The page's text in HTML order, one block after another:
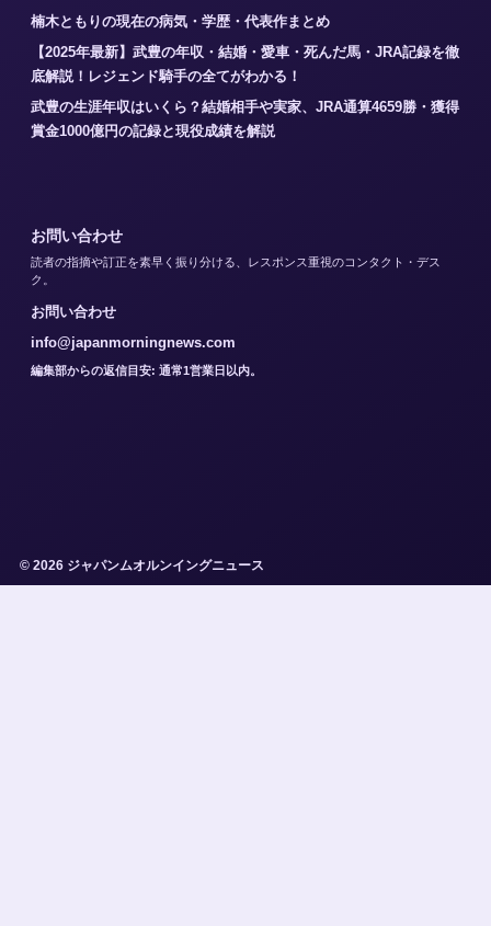
楠木ともりの現在の病気・学歴・代表作まとめ
【2025年最新】武豊の年収・結婚・愛車・死んだ馬・JRA記録を徹
底解説！レジェンド騎手の全てがわかる！
武豊の生涯年収はいくら？結婚相手や実家、JRA通算4659勝・獲得
賞金1000億円の記録と現役成績を解説
お問い合わせ
読者の指摘や訂正を素早く振り分ける、レスポンス重視のコンタクト・デス
ク。
お問い合わせ
info@japanmorningnews.com
編集部からの返信目安: 通常1営業日以内。
© 2026 ジャパンムオルンイングニュース